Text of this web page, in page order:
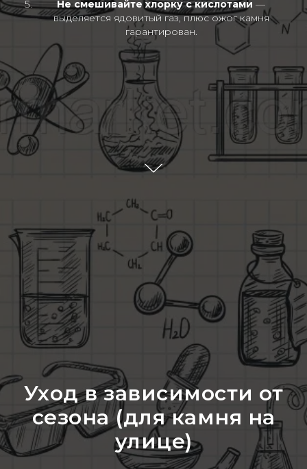
Не смешивайте хлорку с кислотами —
выделяется ядовитый газ, плюс ожог камня
гарантирован.
Уход в зависимости от
сезона (для камня на
улице)